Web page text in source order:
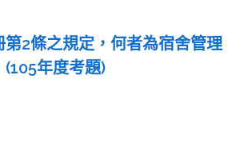
2條之規定，何者為宿舍管理
年度考題)